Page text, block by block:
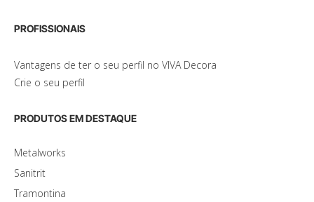
PROFISSIONAIS
Vantagens de ter o seu perfil no VIVA Decora
Crie o seu perfil
PRODUTOS EM DESTAQUE
Metalworks
Sanitrit
Tramontina